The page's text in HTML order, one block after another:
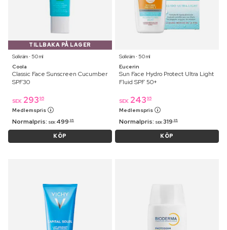
TILLBAKA PÅ LAGER
Solkräm ⋅ 50 ml
Coola
Classic Face Sunscreen Cucumber
SPF30
SEK 293 95
Medlemspris
Normalpris: SEK 499 95
KÖP
Solkräm ⋅ 50 ml
Eucerin
Sun Face Hydro Protect Ultra Light
Fluid SPF 50+
SEK 243 95
Medlemspris
Normalpris: SEK 319 95
KÖP